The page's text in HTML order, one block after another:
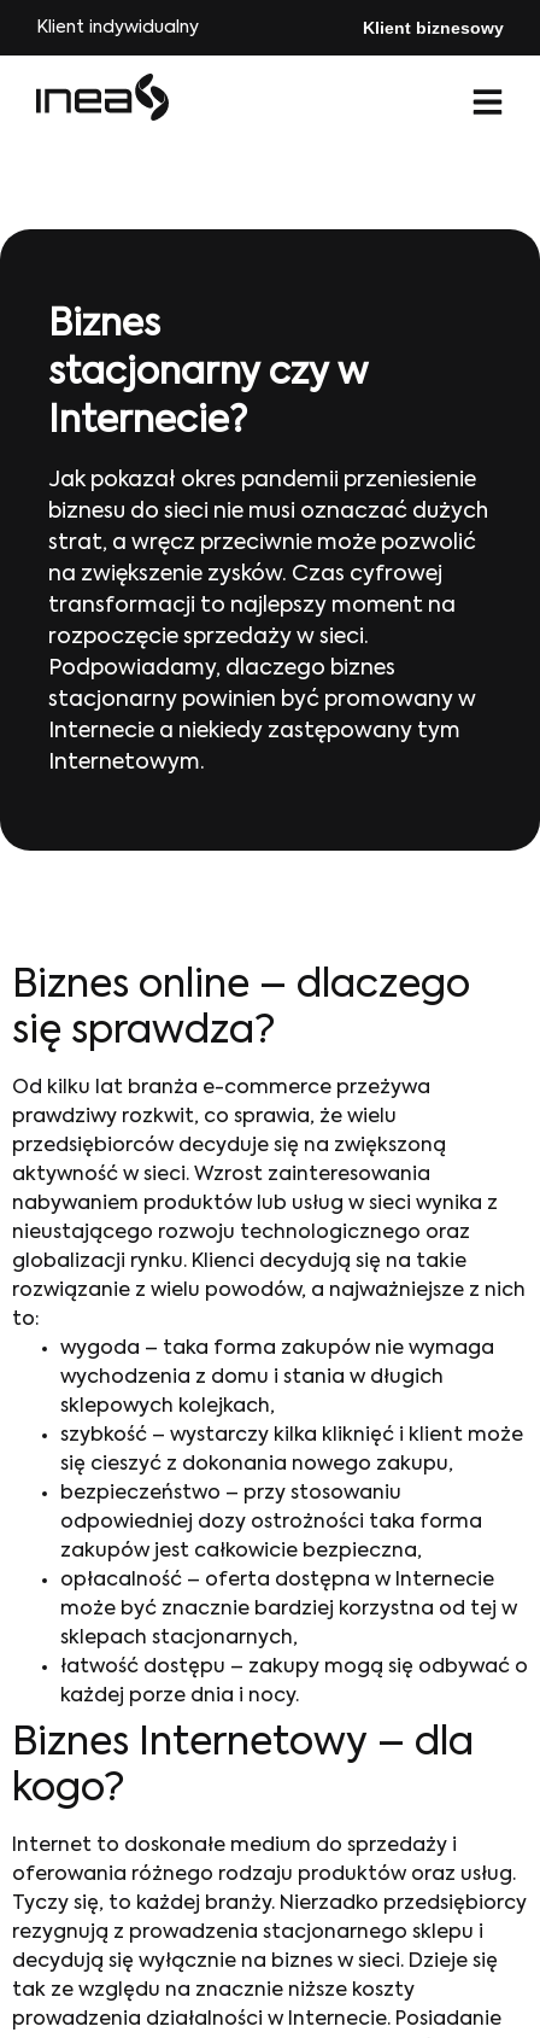
Klient indywidualny Klient biznesowy
Biznes
stacjonarny czy w
Internecie?
Jak pokazał okres pandemii przeniesienie
biznesu do sieci nie musi oznaczać dużych
strat, a wręcz przeciwnie może pozwolić
na zwiększenie zysków. Czas cyfrowej
transformacji to najlepszy moment na
rozpoczęcie sprzedaży w sieci.
Podpowiadamy, dlaczego biznes
stacjonarny powinien być promowany w
Internecie a niekiedy zastępowany tym
Internetowym.
Biznes online – dlaczego
się sprawdza?
Od kilku lat branża e-commerce przeżywa
prawdziwy rozkwit, co sprawia, że wielu
przedsiębiorców decyduje się na zwiększoną
aktywność w sieci. Wzrost zainteresowania
nabywaniem produktów lub usług w sieci wynika z
nieustającego rozwoju technologicznego oraz
globalizacji rynku. Klienci decydują się na takie
rozwiązanie z wielu powodów, a najważniejsze z nich
to:
wygoda – taka forma zakupów nie wymaga
wychodzenia z domu i stania w długich
sklepowych kolejkach,
szybkość – wystarczy kilka kliknięć i klient może
się cieszyć z dokonania nowego zakupu,
bezpieczeństwo – przy stosowaniu
odpowiedniej dozy ostrożności taka forma
zakupów jest całkowicie bezpieczna,
opłacalność – oferta dostępna w Internecie
może być znacznie bardziej korzystna od tej w
sklepach stacjonarnych,
łatwość dostępu – zakupy mogą się odbywać o
każdej porze dnia i nocy.
Biznes Internetowy – dla
kogo?
Internet to doskonałe medium do sprzedaży i
oferowania różnego rodzaju produktów oraz usług.
Tyczy się, to każdej branży. Nierzadko przedsiębiorcy
rezygnują z prowadzenia stacjonarnego sklepu i
decydują się wyłącznie na biznes w sieci. Dzieje się
tak ze względu na znacznie niższe koszty
prowadzenia działalności w Internecie. Posiadanie